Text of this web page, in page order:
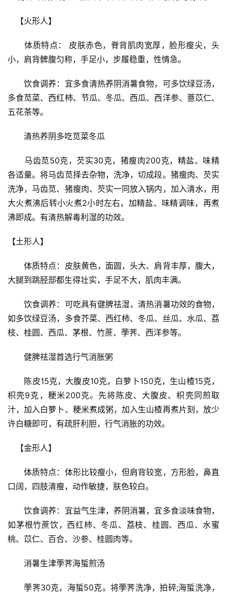
首
页
O
优
化
【火形人】
体质特点： 皮肤赤色，脊背肌肉宽厚，脸形瘦尖，头
小，肩背髀腹匀称，手足小，步履稳重，性情急。
饮食调养：宜多食清热养阴消暑食物，可多饮绿豆汤，
多食苋菜、西红柿、节瓜、冬瓜、西瓜、西洋参、薏苡仁、
五花茶等。
清热养阴多吃苋菜冬瓜
马齿苋50克，芡实30克，猪瘦肉200克，精盐、味精
各适量。将马齿苋择去杂物，洗净，切成段。猪瘦肉、芡实
洗净，马齿苋、猪瘦肉、芡实一同放入锅内，加入清水，用
大火煮沸后转小火煮2小时左右，加精盐、味精调味，再煮
沸即成。有清热解毒利湿的功效。
【土形人】
体质特点：皮肤黄色，面圆，头大、肩背丰厚，腹大，
大腿到跳胫部都生得壮实，手足不大，肌肉丰满。
饮食调养：可吃具有健脾祛湿，清热消暑功效的食物，
如多饮绿豆汤，多食芥菜、西红柿、冬瓜、丝瓜、水瓜、荔
枝、桂圆、西瓜、茅根、竹蔗、荸荠、西洋参等。
健脾祛湿首选行气消胀粥
陈皮15克，大腹皮10克，白萝卜150克，生山楂15克，
枳壳9克，粳米200克。先将陈皮、大腹皮、枳壳同煎取
汁，加入白萝卜、粳米煮成粥，加入生山楂再煮片刻，放少
许白糖即可，有疏肝利胆，行气消胀的功效。
【金形人】
体质特点：体形比较瘦小，但肩背较宽，方形脸，鼻直
口阔，四肢清瘦，动作敏捷，肤色较白。
饮食调养：宜益气生津，养阴消暑，宜多食淡味食物，
如茅根竹蔗饮，西红柿、冬瓜、荔枝、桂圆、西瓜、水蜜
桃、苡仁、百合、沙参、桂圆肉等。
消暑生津荸荠海蜇煎汤
荸荠30克，海蜇50克。将荸荠洗净，拍碎;海蜇洗净，